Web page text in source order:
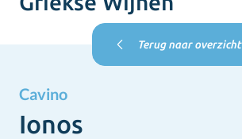
Terug naar overzicht
Cavino
Ionos